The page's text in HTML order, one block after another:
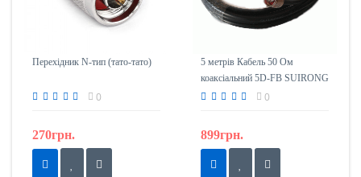
Перехідник N-тип (тато-тато)
0
270грн.
5 метрів Кабель 50 Ом
коаксіальний 5D-FB SUIRONG
з роз'ємами N-тип (тато)
0
899грн.